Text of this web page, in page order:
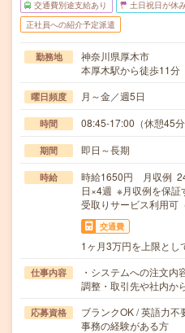
交通費別途支給あり 土日祝日が休
正社員への紹介予定派遣
勤務地
神奈川県厚木市
本厚木駅から徒歩11分
曜日頻度 月～金／週5日
時間 08:45-17:00（休憩45
期間 即日～長期
時給
時給1650円 月収例
日×4週 ※月収例を保証
受取りサービス利用可
交通費
1ヶ月3万円を上限とし
仕事内容
・システムへの注文
調整・取引先や社内か
応募資格
ブランクOK / 英語力不
事務の経験がある方